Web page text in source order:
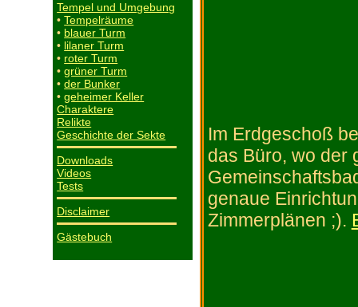
Tempel und Umgebung
•Tempelräume
• blauer Turm
• lilaner Turm
• roter Turm
•grüner Turm
•der Bunker
•geheimer Keller
Charaktere
Relikte
Geschichte der Sekte
Downloads
Videos
Tests
Disclaimer
Gästebuch
Im Erdgeschoß
das Büro, wo der
genaue
Zimmerplänen ;).